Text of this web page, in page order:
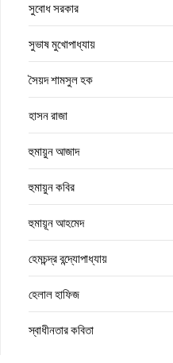
সুবোধ সরকার
সুভাষ মুখোপাধ্যায়
সৈয়দ শামসুল হক
হাসন রাজা
হুমায়ুন আজাদ
হুমায়ুন কবির
হুমায়ূন আহমেদ
হেমচন্দ্র বন্দ্যোপাধ্যায়
হেলাল হাফিজ
স্বাধীনতার কবিতা